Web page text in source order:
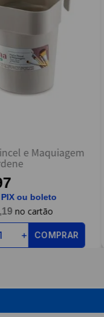
e Maquiagem
ou boleto
,19
＋ COMPRAR